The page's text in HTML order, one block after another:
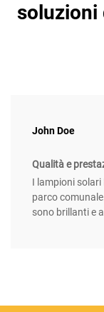
soluzioni
John Doe
Qualità e
I lampioni
parco
sono brillanti e